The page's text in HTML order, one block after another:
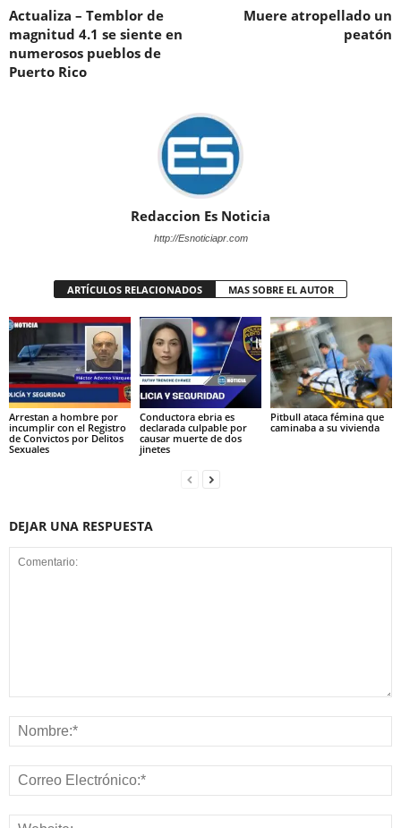
Actualiza – Temblor de
magnitud 4.1 se siente en
numerosos pueblos de
Puerto Rico
Muere atropellado un
peatón
Redaccion Es Noticia
http://Esnoticiapr.com
ARTÍCULOS RELACIONADOS MAS SOBRE EL AUTOR
Arrestan a hombre por
incumplir con el Registro
de Convictos por Delitos
Sexuales
Conductora ebria es
declarada culpable por
causar muerte de dos
jinetes
Pitbull ataca fémina que
caminaba a su vivienda
DEJAR UNA RESPUESTA